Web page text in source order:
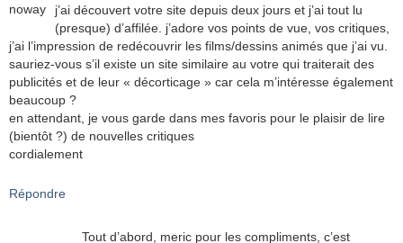
noway
j’ai découvert votre site depuis deux jours et j’ai tout lu
(presque) d’affilée. j’adore vos points de vue, vos critiques,
j’ai l’impression de redécouvrir les films/dessins animés que j’ai vu.
sauriez-vous s’il existe un site similaire au votre qui traiterait des
publicités et de leur « décorticage » car cela m’intéresse également
beaucoup ?
en attendant, je vous garde dans mes favoris pour le plaisir de lire
(bientôt ?) de nouvelles critiques
cordialement
Répondre
Tout d’abord, meric pour les compliments, c’est